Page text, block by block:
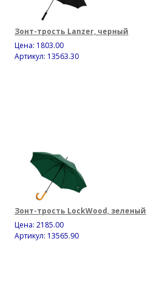
Зонт-трость Lanzer, черный
Цена: 1803.00
Артикул: 13563.30
Зонт-трость LockWood, зеленый
Цена: 2185.00
Артикул: 13565.90